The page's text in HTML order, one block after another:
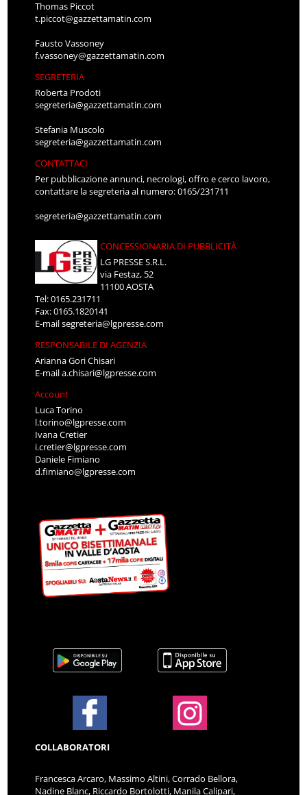
Thomas Piccot
t.piccot@gazzettamatin.com
Fausto Vassoney
f.vassoney@gazzettamatin.com
SEGRETERIA
Roberta Prodoti
segreteria@gazzettamatin.com
Stefania Muscolo
segreteria@gazzettamatin.com
CONTATTACI
Per pubblicazione annunci, necrologi, offro e cerco lavoro,
contattare la segreteria al numero: 0165/231711
segreteria@gazzettamatin.com
CONCESSIONARIA DI PUBBLICITÀ
LG PRESSE S.R.L.
via Festaz, 52
11100 AOSTA
Tel: 0165.231711
Fax: 0165.1820141
E-mailsegreteria@lgpresse.com
RESPONSABILE DI AGENZIA
Arianna Gori Chisari
E-maila.chisari@lgpresse.com
Account
Luca Torino
l.torino@lgpresse.com
Ivana Cretier
i.cretier@lgpresse.com
Daniele Fimiano
d.fimiano@lgpresse.com
COLLABORATORI
Francesca Arcaro, Massimo Altini, Corrado Bellora,
Nadine Blanc, Riccardo Bortolotti, Manila Calipari,